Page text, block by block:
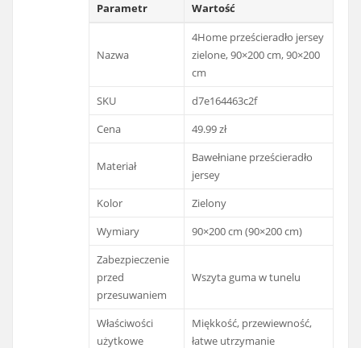
Parametr Wartość
Nazwa
4Home prześcieradło jersey
zielone, 90×200 cm, 90×200
cm
SKU
d7e164463c2f
Cena
49.99 zł
Materiał
Bawełniane prześcieradło
jersey
Kolor
Zielony
Wymiary
90×200 cm (90×200 cm)
Zabezpieczenie
przed
przesuwaniem
Wszyta guma w tunelu
Właściwości
użytkowe
Miękkość, przewiewność,
łatwe utrzymanie